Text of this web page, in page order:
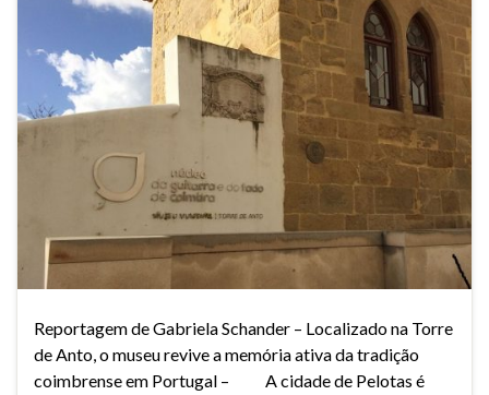
Reportagem de Gabriela Schander – Localizado na Torre
de Anto, o museu revive a memória ativa da tradição
coimbrense em Portugal – A cidade de Pelotas é